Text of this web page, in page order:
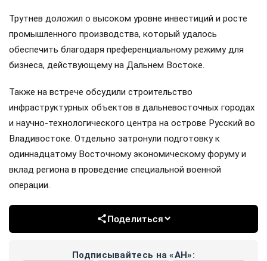
Трутнев доложил о высоком уровне инвестиций и росте
промышленного производства, который удалось
обеспечить благодаря преференциальному режиму для
бизнеса, действующему на Дальнем Востоке.
Также на встрече обсудили строительство
инфраструктурных объектов в дальневосточных городах
и научно-технологического центра на острове Русский во
Владивостоке. Отдельно затронули подготовку к
одиннадцатому Восточному экономическому форуму и
вклад региона в проведение специальной военной
операции.
Поделиться
Подписывайтесь на «АН»: